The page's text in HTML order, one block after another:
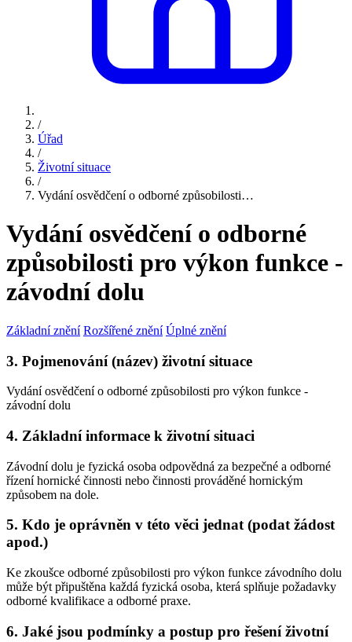
/
Úřad
/
Životní situace
/
Vydání osvědčení o odborné způsobilosti…
Vydání osvědčení o odborné
způsobilosti pro výkon funkce -
závodní dolu
Základní znění Rozšířené znění Úplné znění
3. Pojmenování (název) životní situace
Vydání osvědčení o odborné způsobilosti pro výkon funkce -
závodní dolu
4. Základní informace k životní situaci
Závodní dolu je fyzická osoba odpovědná za bezpečné a odborné
řízení hornické činnosti nebo činnosti prováděné hornickým
způsobem na dole.
5. Kdo je oprávněn v této věci jednat (podat žádost
apod.)
Ke zkoušce odborné způsobilosti pro výkon funkce závodního dolu
může být připuštěna každá fyzická osoba, která splňuje požadavky
odborné kvalifikace a odborné praxe.
6. Jaké jsou podmínky a postup pro řešení životní